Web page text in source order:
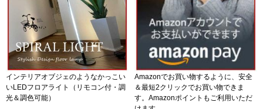
インテリアオブジェのようなかっこい
いLEDフロアライト（リモコン付・調
光＆調色可能）
Amazonでお買い物するように、安全
＆最短2クリックでお買い物できま
す。Amazonポイントもご利用いただ